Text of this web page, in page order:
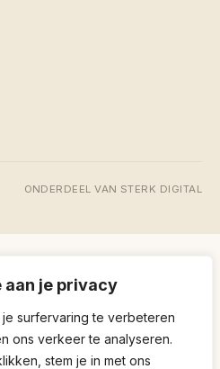
aan je privacy
surfervaring te verbeteren
ons verkeer te analyseren.
stem je in met ons
ONDERDEEL VAN STERK DIGITAL